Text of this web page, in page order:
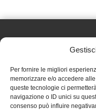
Per fornire le migliori
memorizzare e/o accedere
queste tecnologie ci
navigazione o ID unici su
consenso può influire
Effatà Editrice di
C.F. e P.IVA
Via Tre Denti, 1 -
Telefono: (+39) 0121